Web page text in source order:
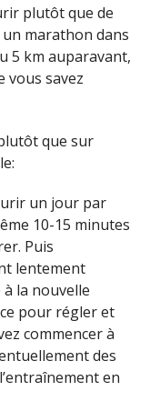
plutôt que de
marathon dans
5 km auparavant,
vous savez
que sur
un jour par
10-15 minutes
Puis
lentement
la nouvelle
pour régler et
commencer à
des
en